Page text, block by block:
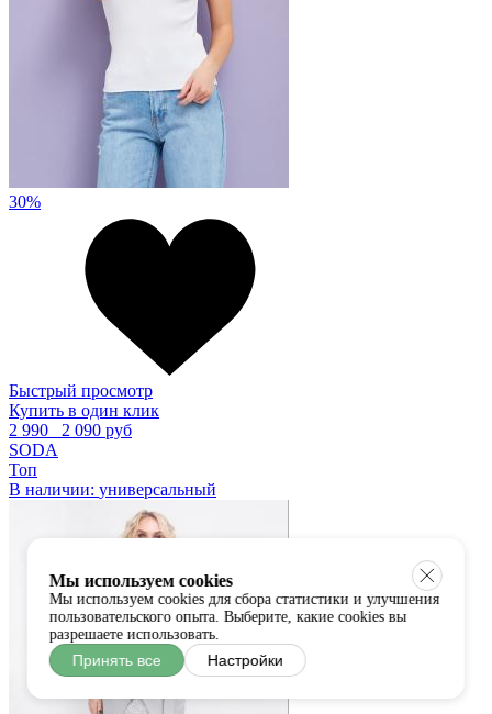
30%
Быстрый просмотр
Купить в один клик
2 990
2 090 руб
SODA
Топ
В наличии: универсальный
Мы используем cookies
Мы используем cookies для сбора статистики и улучшения
пользовательского опыта. Выберите, какие cookies вы
разрешаете использовать.
Принять все Настройки